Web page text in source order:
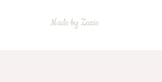
Made by Zazie